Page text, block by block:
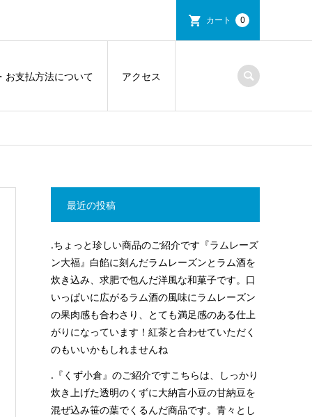
カート 0
お支払方法について アクセス
最近の投稿
.ちょっと珍しい商品のご紹介です『ラムレーズ
ン大福』白餡に刻んだラムレーズンとラム酒を
炊き込み、求肥で包んだ洋風な和菓子です。口
いっぱいに広がるラム酒の風味にラムレーズン
の果肉感も合わさり、とても満足感のある仕上
がりになっています！紅茶と合わせていただく
のもいいかもしれませんね
.『くず小倉』のご紹介ですこちらは、しっかり
炊き上げた透明のくずに大納言小豆の甘納豆を
混ぜ込み笹の葉でくるんだ商品です。青々とし